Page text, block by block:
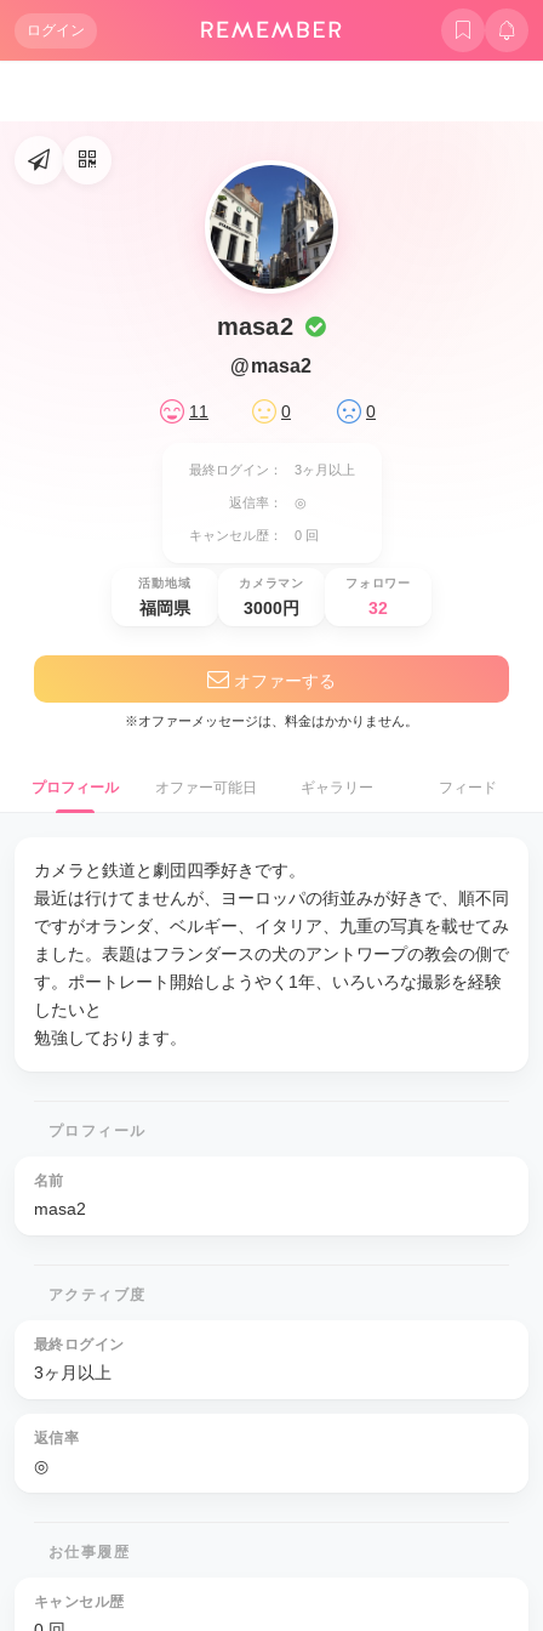
ログイン
masa2
@masa2
11 0 0
最終ログイン： 3ヶ月以上
返信率： ◎
キャンセル歴： 0 回
活動地域
福岡県
カメラマン
3000円
フォロワー
32
オファーする
※オファーメッセージは、料金はかかりません。
プロフィール オファー可能日 ギャラリー フィード
カメラと鉄道と劇団四季好きです。
最近は行けてませんが、ヨーロッパの街並みが好きで、順不同
ですがオランダ、ベルギー、イタリア、九重の写真を載せてみ
ました。表題はフランダースの犬のアントワープの教会の側で
す。ポートレート開始しようやく1年、いろいろな撮影を経験
したいと
勉強しております。
プロフィール
名前
masa2
アクティブ度
最終ログイン
3ヶ月以上
返信率
◎
お仕事履歴
キャンセル歴